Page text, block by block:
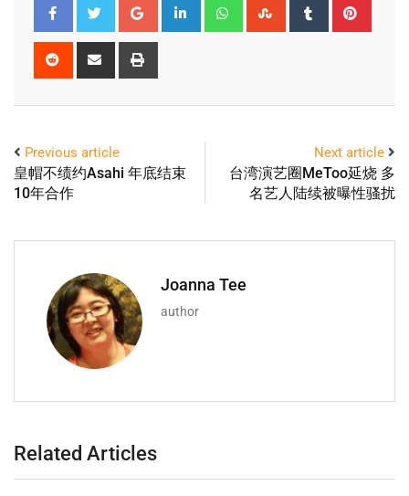
Previous article
皇帽不绩约Asahi 年底结束
10年合作
Next article
台湾演艺圈MeToo延烧 多
名艺人陆续被曝性骚扰
Joanna Tee
author
Related Articles